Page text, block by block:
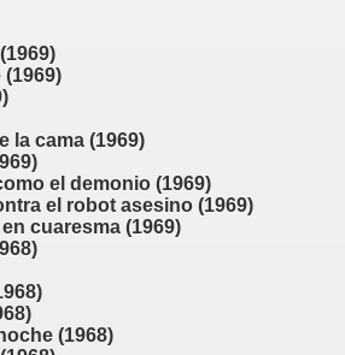
(1969)
la cama (1969)
el demonio (1969)
el robot asesino (1969)
cuaresma (1969)
(1968)